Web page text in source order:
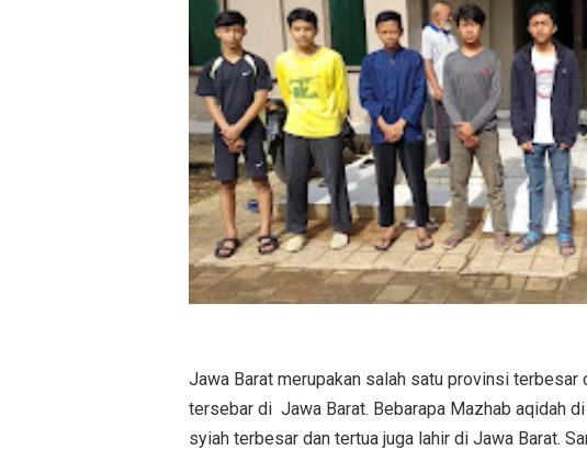
Jawa Barat merupakan salah satu provinsi terbesar
tersebar di Jawa Barat. Bebarapa Mazhab aqidah
syiah terbesar dan tertua juga lahir di Jawa Barat.